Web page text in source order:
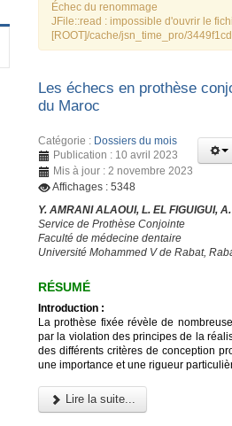
Échec du renommage
JFile::read : impossible d'ouvrir le
[ROOT]/cache/jsn_time_pro/
Les échecs en prothèse
du Maroc
Catégorie : Dossiers du mois
Publication : 10 avril 2023
Mis à jour : 2 novembre 2023
Affichages : 5348
Y. AMRANI ALAOUI, L. EL FIGUIGUI,
Service de Prothèse Conjointe
Faculté de médecine dentaire
Université Mohammed V de Rabat,
RÉSUMÉ
Introduction :
La prothèse fixée révèle de
par la violation des principes de la
des différents critères de conception
une importance et une rigueur
Lire la suite...